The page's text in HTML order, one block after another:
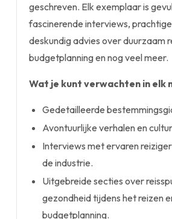
geschreven. Elk exemplaar is
fascinerende interviews,
deskundig advies over duurzaam
budgetplanning en nog veel meer.
Wat je kunt verwachten in elk
Gedetailleerde
Avontuurlijke verhalen en
Interviews met ervaren
de industrie.
Uitgebreide secties over
gezondheid tijdens het reizen
budgetplanning.